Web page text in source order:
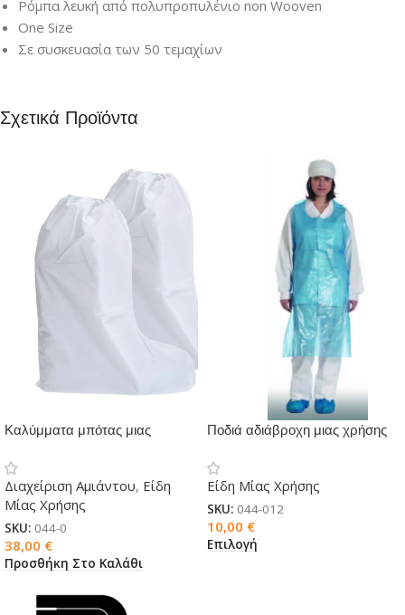
Ρόμπα λευκή από πολυπροπυλένιο non Wooven
One Size
Σε συσκευασία των 50 τεμαχίων
Σχετικά Προϊόντα
Καλύμματα μπότας μιας
Διαχείριση Αμιάντου, Είδη
Μίας Χρήσης
SKU: 044-0
38,00 €
Προσθήκη Στο Καλάθι
Ποδιά αδιάβροχη μιας χρήσης
Είδη Μίας Χρήσης
SKU: 044-012
10,00 €
Επιλογή